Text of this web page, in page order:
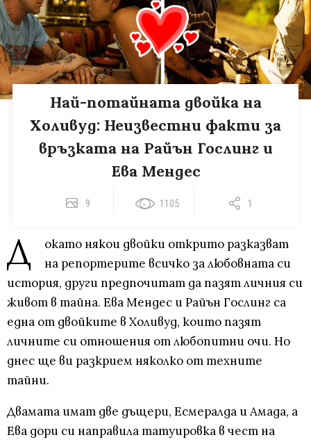
Най-потайната двойка на
Холивуд: Неизвестни факти за
връзката на Райън Гослинг и
Ева Мендес
9 1105 1
Д
окато някои двойки открито разказват
на репортерите всичко за любовната си
история, други предпочитат да пазят личния си
живот в тайна. Ева Мендес и Райън Гослинг са
една от двойките в Холивуд, които пазят
личните си отношения от любопитни очи. Но
днес ще ви разкрием няколко от техните
тайни.
Двамата имат две дъщери, Есмералда и Амада, а
Ева дори си направила татуировка в чест на